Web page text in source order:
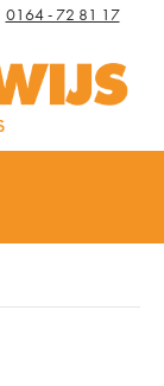
0164 - 72 81 17